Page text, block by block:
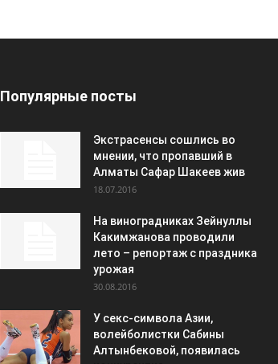
Популярные посты
Экстрасенсы сошлись во
мнении, что пропавший в
Алматы Сафар Шакеев жив
18.07.2016
На виноградниках Зейнуллы
Какимжанова проводили
лето – репортаж с праздника
урожая
30.08.2016
У секс-символа Азии,
волейболистки Сабины
Алтынбековой, появилась